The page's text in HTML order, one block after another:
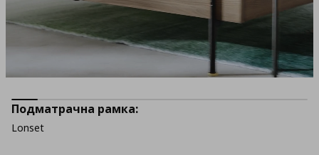
Подматрачна рамка:
Lonset